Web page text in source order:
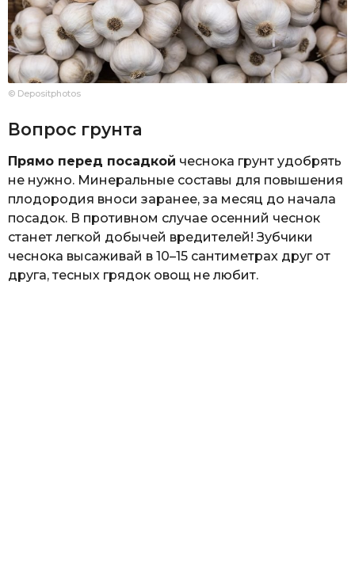
© Depositphotos
Вопрос грунта
Прямо перед посадкой чеснока грунт удобрять
не нужно. Минеральные составы для повышения
плодородия вноси заранее, за месяц до начала
посадок. В противном случае осенний чеснок
станет легкой добычей вредителей! Зубчики
чеснока высаживай в 10–15 сантиметрах друг от
друга, тесных грядок овощ не любит.